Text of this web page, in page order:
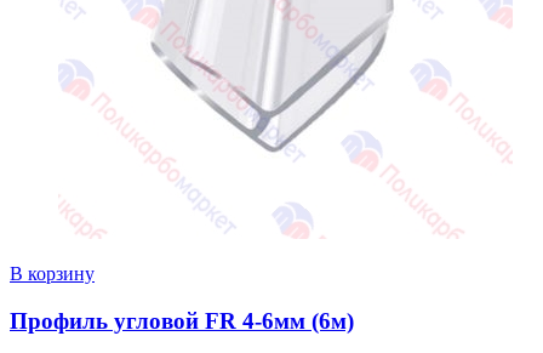
В корзину
Профиль угловой FR 4-6мм (6м)